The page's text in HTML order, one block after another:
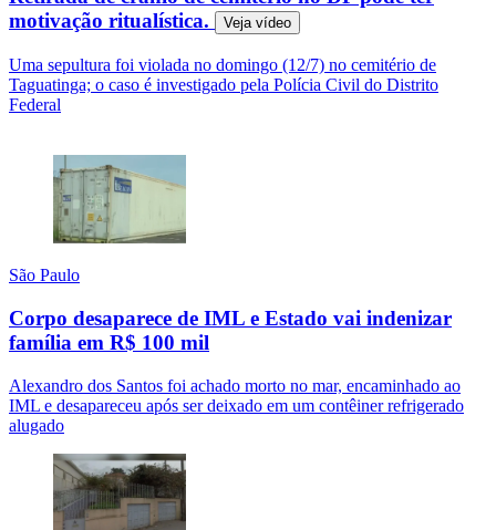
motivação ritualística.
Veja vídeo
Uma sepultura foi violada no domingo (12/7) no cemitério de
Taguatinga; o caso é investigado pela Polícia Civil do Distrito
Federal
São Paulo
Corpo desaparece de IML e Estado vai indenizar
família em R$ 100 mil
Alexandro dos Santos foi achado morto no mar, encaminhado ao
IML e desapareceu após ser deixado em um contêiner refrigerado
alugado